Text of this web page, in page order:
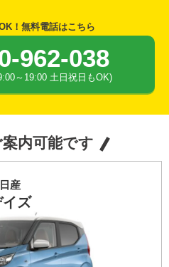
！無料電話はこちら
962-038
～19:00 土日祝日もOK)
内可能です
日産
イズ